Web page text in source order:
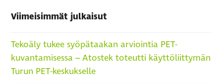
Viimeisimmät julkaisut
Tekoäly tukee syöpätaakan arviointia PET-
kuvantamisessa – Atostek toteutti käyttöliittymän
Turun PET-keskukselle